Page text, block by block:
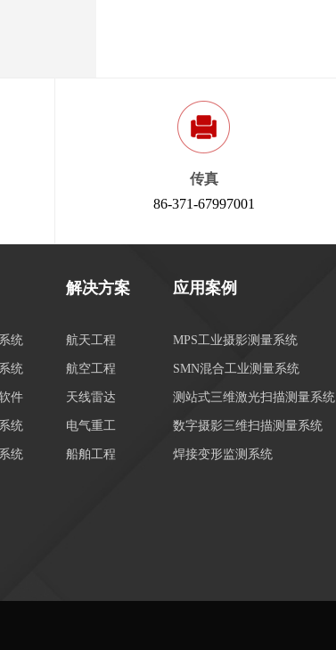
传真
86-371-67997001
统
统
件
统
统
解决方案
航天工程
航空工程
天线雷达
电气重工
船舶工程
应用案例
MPS工业摄影测量系统
SMN混合工业测量系统
测站式三维激光扫描测量系统
数字摄影三维扫描测量系统
焊接变形监测系统